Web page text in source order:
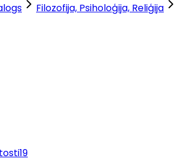
Filozofija, Psiholoģija, Reliģija
19